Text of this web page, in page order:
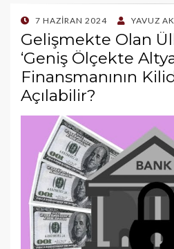
POSTED
ON
7 HAZIRAN 2024 YAVUZ
Gelişmekte Olan
‘Geniş Ölçekte
Finansmanının
Açılabilir?